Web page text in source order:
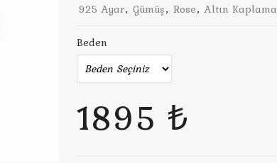
925 Ayar, Gümüş, Rose, Altın Kaplama
Beden
1895 ₺